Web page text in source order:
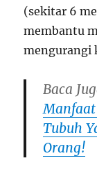
(sekitar 6
membantu
mengurangi
Baca
Tubuh
Orang!